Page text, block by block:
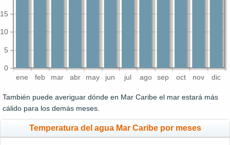
ene feb mar abr may jun jul ago sep oct nov dic
0
5
10
15
También puede averiguar dónde en Mar Caribe el mar estará más
cálido para los demás meses.
Temperatura del agua Mar Caribe por meses